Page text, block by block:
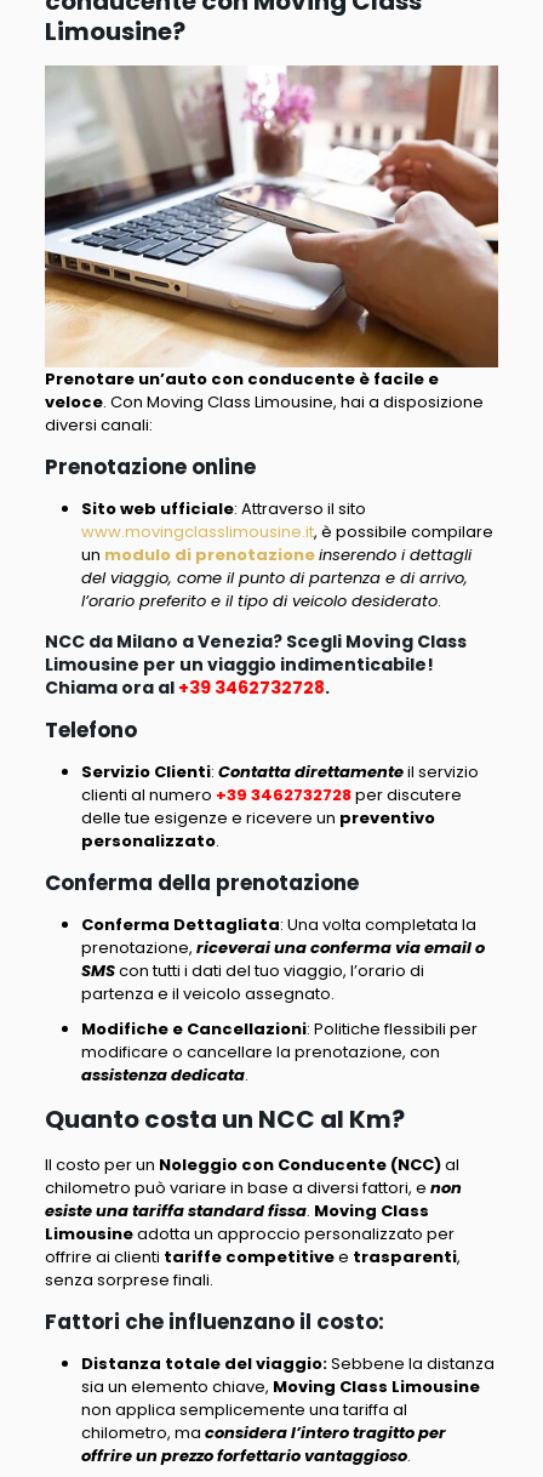
Limousine?
Prenotare un’auto con conducente è facile e
veloce. Con Moving Class Limousine, hai a disposizione
diversi canali:
Prenotazione online
Sito web ufficiale: Attraverso il sito
www.movingclasslimousine.it, è possibile compilare
un modulo di prenotazioneinserendo i dettagli
del viaggio, come il punto di partenza e di arrivo,
l’orario preferito e il tipo di veicolo desiderato.
NCC da Milano a Venezia? Scegli Moving Class
Limousine per un viaggio indimenticabile!
Chiama ora al +39 3462732728.
Telefono
Servizio Clienti: Contatta direttamenteil servizio
clienti al numero +39 3462732728per discutere
delle tue esigenze e ricevere un preventivo
personalizzato.
Conferma della prenotazione
Conferma Dettagliata: Una volta completata la
prenotazione, riceverai una conferma via email o
SMScon tutti i dati del tuo viaggio, l’orario di
partenza e il veicolo assegnato.
Modifiche e Cancellazioni: Politiche flessibili per
modificare o cancellare la prenotazione, con
assistenza dedicata.
Quanto costa un NCC al Km?
Il costo per un Noleggio con Conducente (NCC)al
chilometro può variare in base a diversi fattori, e non
esiste una tariffa standard fissa. Moving Class
Limousineadotta un approccio personalizzato per
offrire ai clienti tariffe competitivee trasparenti,
senza sorprese finali.
Fattori che influenzano il costo:
Distanza totale del viaggio:Sebbene la distanza
sia un elemento chiave, Moving Class Limousine
non applica semplicemente una tariffa al
chilometro, ma considera l’intero tragitto per
offrire un prezzo forfettario vantaggioso.